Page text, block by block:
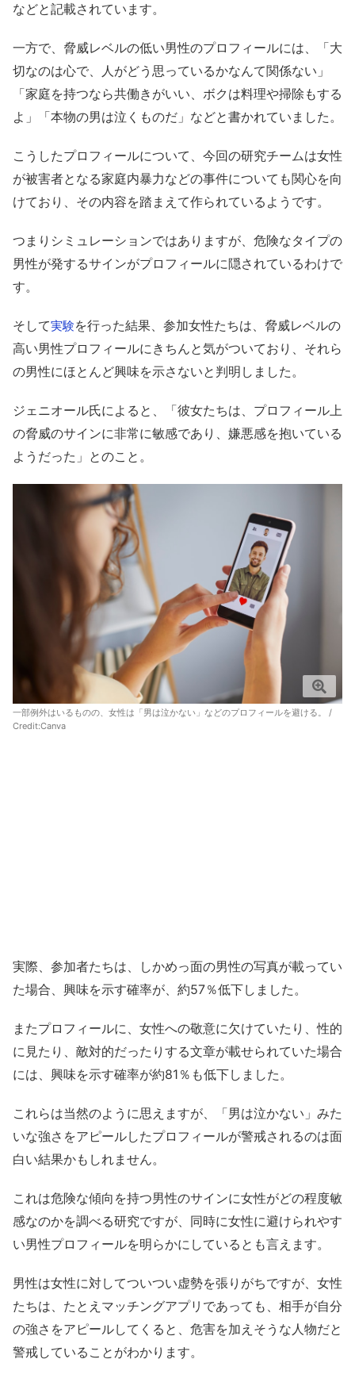
などと記載されています。
一方で、脅威レベルの低い男性のプロフィールには、「大
切なのは心で、人がどう思っているかなんて関係ない」
「家庭を持つなら共働きがいい、ボクは料理や掃除もする
よ」「本物の男は泣くものだ」などと書かれていました。
こうしたプロフィールについて、今回の研究チームは女性
が被害者となる家庭内暴力などの事件についても関心を向
けており、その内容を踏まえて作られているようです。
つまりシミュレーションではありますが、危険なタイプの
男性が発するサインがプロフィールに隠されているわけで
す。
そして実験を行った結果、参加女性たちは、脅威レベルの
高い男性プロフィールにきちんと気がついており、それら
の男性にほとんど興味を示さないと判明しました。
ジェニオール氏によると、「彼女たちは、プロフィール上
の脅威のサインに非常に敏感であり、嫌悪感を抱いている
ようだった」とのこと。
一部例外はいるものの、女性は「男は泣かない」などのプロフィールを避ける。 /
Credit:Canva
実際、参加者たちは、しかめっ面の男性の写真が載ってい
た場合、興味を示す確率が、約57％低下しました。
またプロフィールに、女性への敬意に欠けていたり、性的
に見たり、敵対的だったりする文章が載せられていた場合
には、興味を示す確率が約81％も低下しました。
これらは当然のように思えますが、「男は泣かない」みた
いな強さをアピールしたプロフィールが警戒されるのは面
白い結果かもしれません。
これは危険な傾向を持つ男性のサインに女性がどの程度敏
感なのかを調べる研究ですが、同時に女性に避けられやす
い男性プロフィールを明らかにしているとも言えます。
男性は女性に対してついつい虚勢を張りがちですが、女性
たちは、たとえマッチングアプリであっても、相手が自分
の強さをアピールしてくると、危害を加えそうな人物だと
警戒していることがわかります。